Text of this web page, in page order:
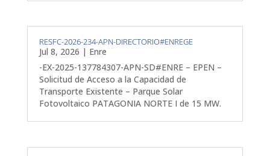
RESFC-2026-234-APN-DIRECTORIO#ENREGE
Jul 8, 2026 | Enre
-EX-2025-137784307-APN-SD#ENRE – EPEN –
Solicitud de Acceso a la Capacidad de
Transporte Existente – Parque Solar
Fotovoltaico PATAGONIA NORTE I de 15 MW.